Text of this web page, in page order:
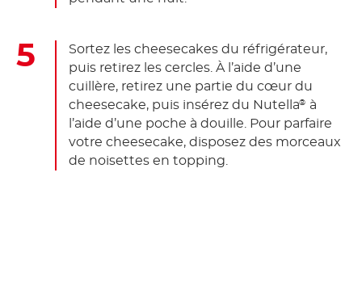
Sortez les cheesecakes du réfrigérateur,
puis retirez les cercles. À l’aide d’une
cuillère, retirez une partie du cœur du
cheesecake, puis insérez du Nutella® à
l’aide d’une poche à douille. Pour parfaire
votre cheesecake, disposez des morceaux
de noisettes en topping.